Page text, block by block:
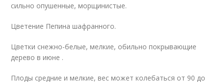
сильно опушенные, морщинистые.
Цветение Пепина шафранного.
Цветки снежно-белые, мелкие, обильно покрывающие
дерево в июне .
Плоды средние и мелкие, вес может колебаться от 90 до